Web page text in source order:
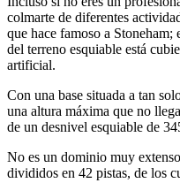
colmarte de diferentes
que hace famoso a Stoneham;
del terreno esquiable está
artificial.
Con una base situada a tan
una altura máxima que no
de un desnivel esquiable de
No es un dominio muy
divididos en 42 pistas, de los